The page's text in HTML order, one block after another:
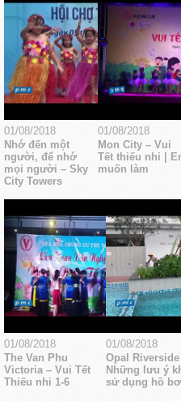
01/08/2018
Nhớ đến một
người, để nhớ
mọi người – Sky
City Towers
01/08/2018
Mon City – Vui
Tết thiếu nhi |
muốn làm
01/08/2018
The Van Phu
Victoria – Vui Tết
Thiếu nhi 1-6
01/08/2018
Opal Riverside
Những lưu ý
sử dụng hồ